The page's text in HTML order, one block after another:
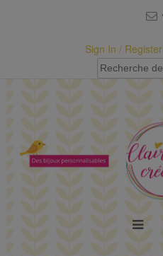
Sign In / Register
Recherche
pour :